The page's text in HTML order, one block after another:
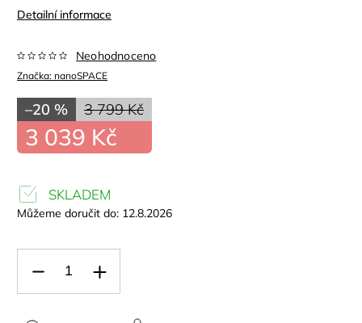
Detailní informace
Značka: nanoSPACE
Neohodnoceno
3 799 Kč
–20 %
3 039 Kč
SKLADEM
Můžeme doručit do: 12.8.2026